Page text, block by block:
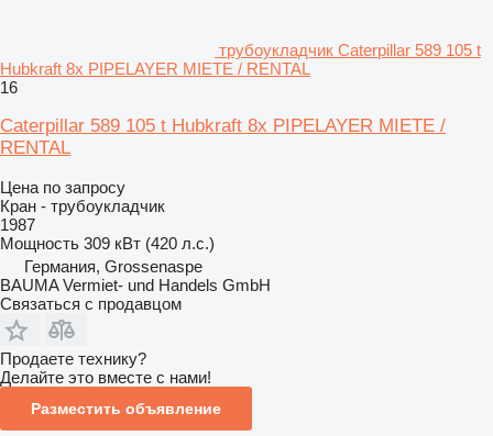
трубоукладчик Caterpillar 589 105 t
Hubkraft 8x PIPELAYER MIETE / RENTAL
16
Caterpillar 589 105 t Hubkraft 8x PIPELAYER MIETE /
RENTAL
Цена по запросу
Кран - трубоукладчик
1987
Мощность 309 кВт (420 л.с.)
Германия, Grossenaspe
BAUMA Vermiet- und Handels GmbH
Связаться с продавцом
Продаете технику?
Делайте это вместе с нами!
Разместить объявление